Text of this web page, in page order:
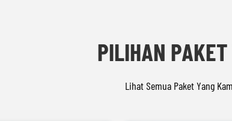
PILIHAN
Lihat Semua Paket Yang